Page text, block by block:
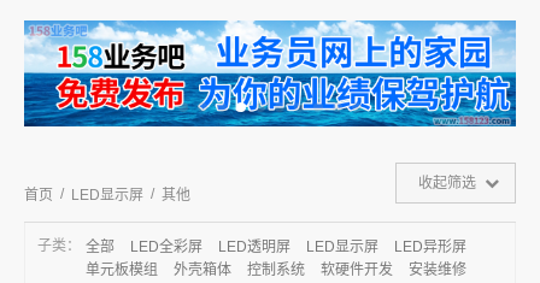
首页 / LED显示屏 / 其他
收起筛选
子类： 全部 LED全彩屏 LED透明屏 LED显示屏
LED异形屏
单元板模组
外壳箱体 控制系统 软硬件开发
安装维修